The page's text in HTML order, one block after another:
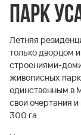
Парк
Летняя
только дворцом
строениями-
живописных
единственным в
свои очертания
300 га.